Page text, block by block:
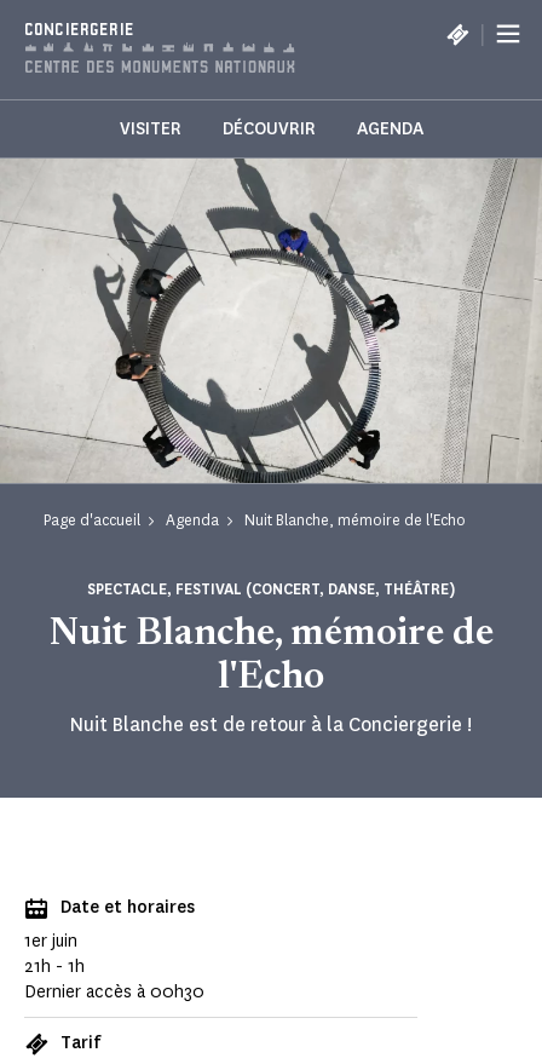
CONCIERGERIE |
VISITER DÉCOUVRIR AGENDA
Page d'accueil Agenda Nuit Blanche, mémoire de l'Echo
Nuit Blanche, mémoire de
l'Echo
SPECTACLE, FESTIVAL (CONCERT, DANSE, THÉÂTRE)
Nuit Blanche est de retour à la Conciergerie !
Date et horaires
1er juin
21h - 1h
Dernier accès à 00h30
Tarif